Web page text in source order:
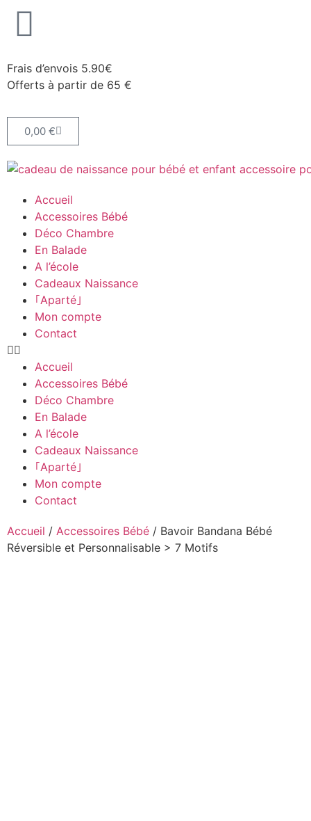
Frais d’envois 5.90€
Offerts à partir de 65 €
0,00 €
Accueil
Accessoires Bébé
Déco Chambre
En Balade
A l’école
Cadeaux Naissance
｢Aparté｣
Mon compte
Contact
Accueil
Accessoires Bébé
Déco Chambre
En Balade
A l’école
Cadeaux Naissance
｢Aparté｣
Mon compte
Contact
Accueil / Accessoires Bébé / Bavoir Bandana Bébé
Réversible et Personnalisable > 7 Motifs